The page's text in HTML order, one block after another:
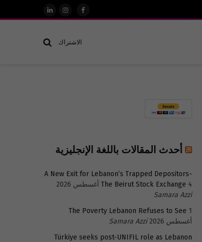
فيسبوكالانستغرام
لينكدإن
الاشتراك
أحدث المقالات باللغة الإنجليزية
A New Exit for Lebanon’s Trapped Depositors-
The Beirut Stock Exchange 4 أغسطس 2026
Samara Azzi
The Poverty Lebanon Refuses to See 1
أغسطس 2026
Samara Azzi
Türkiye seeks post-UNIFIL role as Lebanon